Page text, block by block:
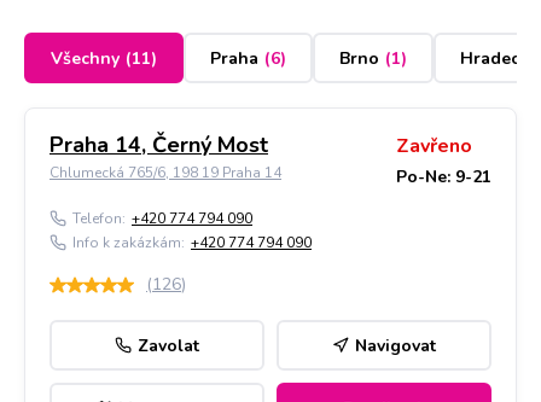
Všechny (11) Praha (6) Brno (1) Hradec
Praha 14, Černý Most
Chlumecká 765/6, 198 19 Praha 14
Zavřeno
Po-Ne: 9-21
Telefon: +420 774 794 090
Info k zakázkám: +420 774 794 090
(126)
Zavolat Navigovat